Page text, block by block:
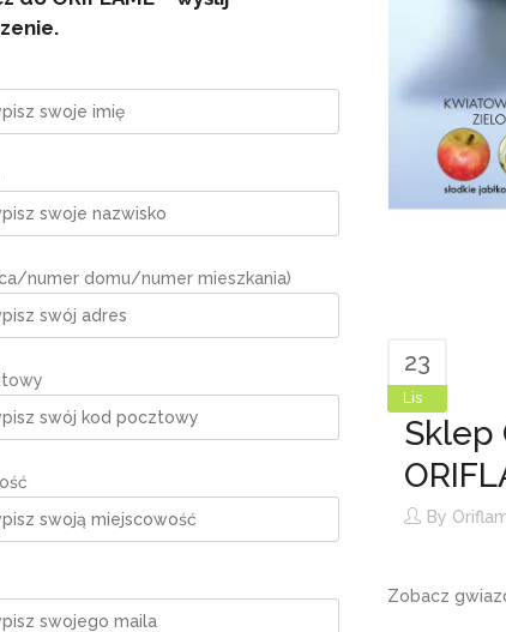
numer domu/numer mieszkania)
23
Lis
Sklep
By
Zobacz